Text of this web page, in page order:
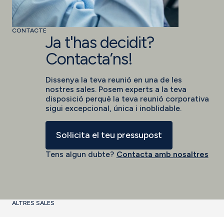
CONTACTE
Ja t'has decidit?
Contacta’ns!
Dissenya la teva reunió en una de les
nostres sales. Posem experts a la teva
disposició perquè la teva reunió corporativa
sigui excepcional, única i inoblidable.
Sol·licita el teu pressupost
Tens algun dubte? Contacta amb nosaltres
ALTRES SALES